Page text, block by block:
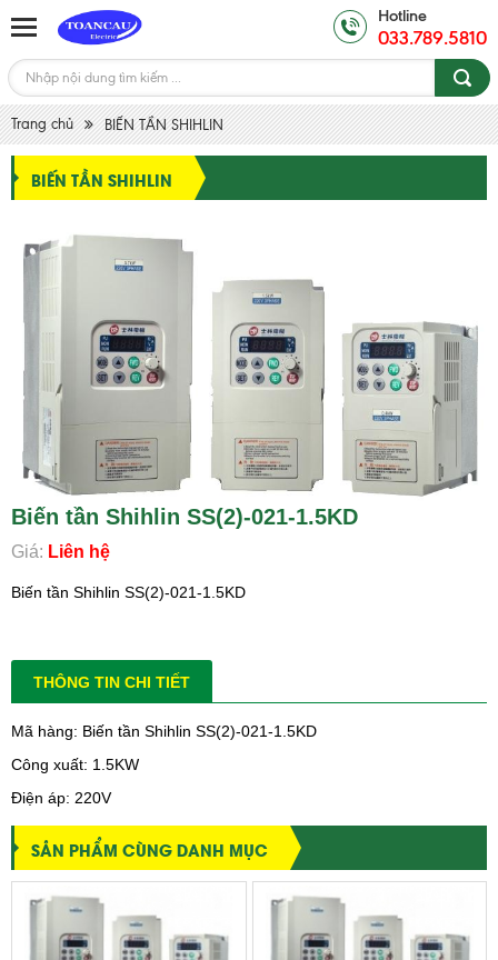
Hotline
033.789.5810
Trang chủ BIẾN TẦN SHIHLIN
BIẾN TẦN SHIHLIN
Biến tần Shihlin SS(2)-021-1.5KD
Giá: Liên hệ
Biến tần Shihlin SS(2)-021-1.5KD
THÔNG TIN CHI TIẾT
Mã hàng: Biến tần Shihlin SS(2)-021-1.5KD
Công xuất: 1.5KW
Điện áp: 220V
SẢN PHẨM CÙNG DANH MỤC